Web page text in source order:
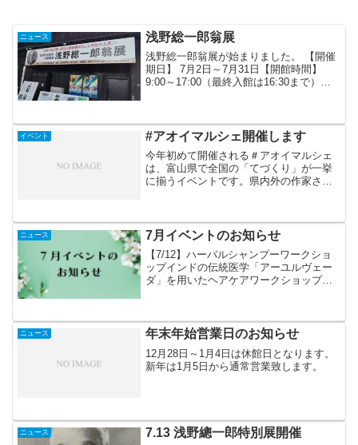
ニュース 浅野総一郎翁展
浅野総一郎翁展が始まりました。 【開催
期日】 7月2日～7月31日【開館時間】
9:00～17:00（最終入館は16:30まで）
イベント #アオイマルシェ開催します
今年初めて開催される＃アオイマルシェ
は、富山県で全国の「てづくり」が一挙
に揃うイベントです。県内外の作家さん
やワークショップなど、買って・食べ
て・体験できるお祭りです。...
ニュース 7月イベントのお知らせ
【7/12】ハーバルシャンプーワークショ
ップインドの伝統医学「アーユルヴェー
ダ」を用いたヘアケアワークショップを
18、26】靴作...
ニュース 年末年始営業日のお知らせ
12月28日～1月4日は休館日となります。
新年は1月5日から通常営業致します。
ニュース 7.13 浅野總一郎特別展開催